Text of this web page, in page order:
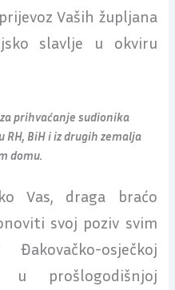
Vaših župljana
slavlje u okviru
prihvaćanje sudionika
BiH i iz drugih zemalja
domu.
Vas, draga braćo
svoj poziv svim
osječkoj
u prošlogodišnjoj